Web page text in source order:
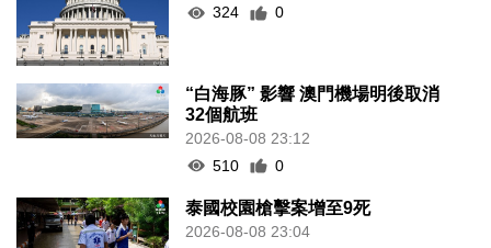
324
0
“白海豚” 影響 澳門機場明後取消
32個航班
2026-08-08 23:12
510
0
泰國校園槍擊案增至9死
2026-08-08 23:04